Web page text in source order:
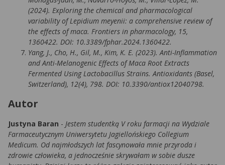
(2024). Exploring the chemical and pharmacological
variability of Lepidium meyenii: a comprehensive review of
the effects of maca. Frontiers in pharmacology, 15,
1360422. DOI: 10.3389/fphar.2024.1360422.
Yang, J., Cho, H., Gil, M., Kim, K. E. (2023). Anti-Inflammation
and Anti-Melanogenic Effects of Maca Root Extracts
Fermented Using Lactobacillus Strains. Antioxidants (Basel,
Switzerland), 12(4), 798. DOI: 10.3390/antiox12040798.
Autor
Justyna Baran - Jestem studentką V roku farmacji na Wydziale
Farmaceutycznym Uniwersytetu Jagiellońskiego Collegium
Medicum. Od najmłodszych lat fascynowała mnie przyroda i
zdrowie człowieka, a jednocześnie skrywałam w sobie dusze